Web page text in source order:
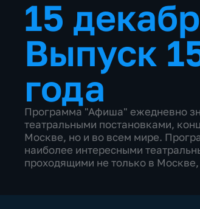
15
Выпуск
года
Программа "Афиша" ежедневно
театральными постановками,
Москве, но и во всем мире.
наиболее интересными
проходящими не только в